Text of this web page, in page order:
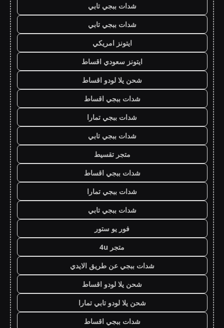
شدات ببجي تابي
شدات ببجي تابي
ايتونز امريكي
ايتونز سعودي اقساط
شحن يلا لودو اقساط
شدات ببجي اقساط
شدات ببجي تمارا
شدات ببجي تابي
متجر تقسيط
شدات ببجي اقساط
شدات ببجي تمارا
شدات ببجي تابي
فور يو ستور
متجر 4u
شدات ببجي عن طريق الايدي
شحن يلا لودو اقساط
شحن يلا لودو تابي تمارا
شدات ببجي اقساط